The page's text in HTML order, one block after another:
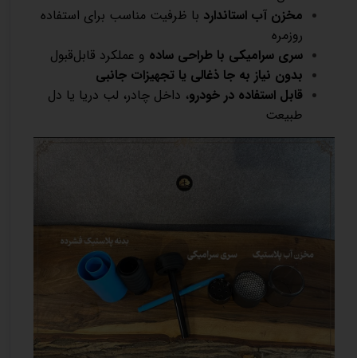
مخزن آب استاندارد با ظرفیت مناسب برای استفاده
روزمره
سری سرامیکی با طراحی ساده و عملکرد قابل‌قبول
بدون نیاز به جا ذغالی یا تجهیزات جانبی
قابل استفاده در خودرو، داخل چادر، لب دریا یا دل
طبیعت